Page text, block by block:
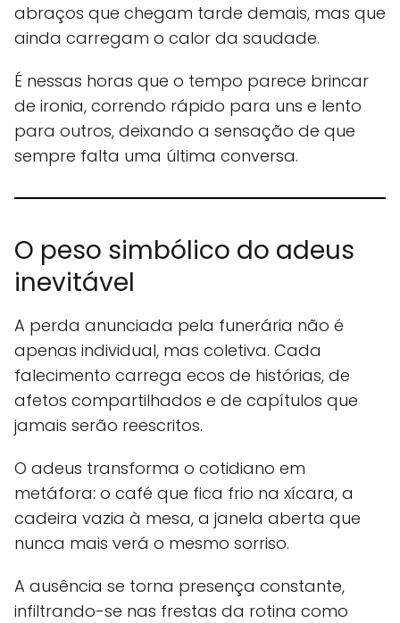
abraços que chegam tarde demais, mas que
ainda carregam o calor da saudade.
É nessas horas que o tempo parece brincar
de ironia, correndo rápido para uns e lento
para outros, deixando a sensação de que
sempre falta uma última conversa.
O peso simbólico do adeus
inevitável
A perda anunciada pela funerária não é
apenas individual, mas coletiva. Cada
falecimento carrega ecos de histórias, de
afetos compartilhados e de capítulos que
jamais serão reescritos.
O adeus transforma o cotidiano em
metáfora: o café que fica frio na xícara, a
cadeira vazia à mesa, a janela aberta que
nunca mais verá o mesmo sorriso.
A ausência se torna presença constante,
infiltrando-se nas frestas da rotina como